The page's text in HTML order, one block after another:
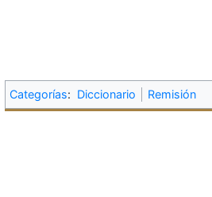
Categorías: Diccionario Remisión